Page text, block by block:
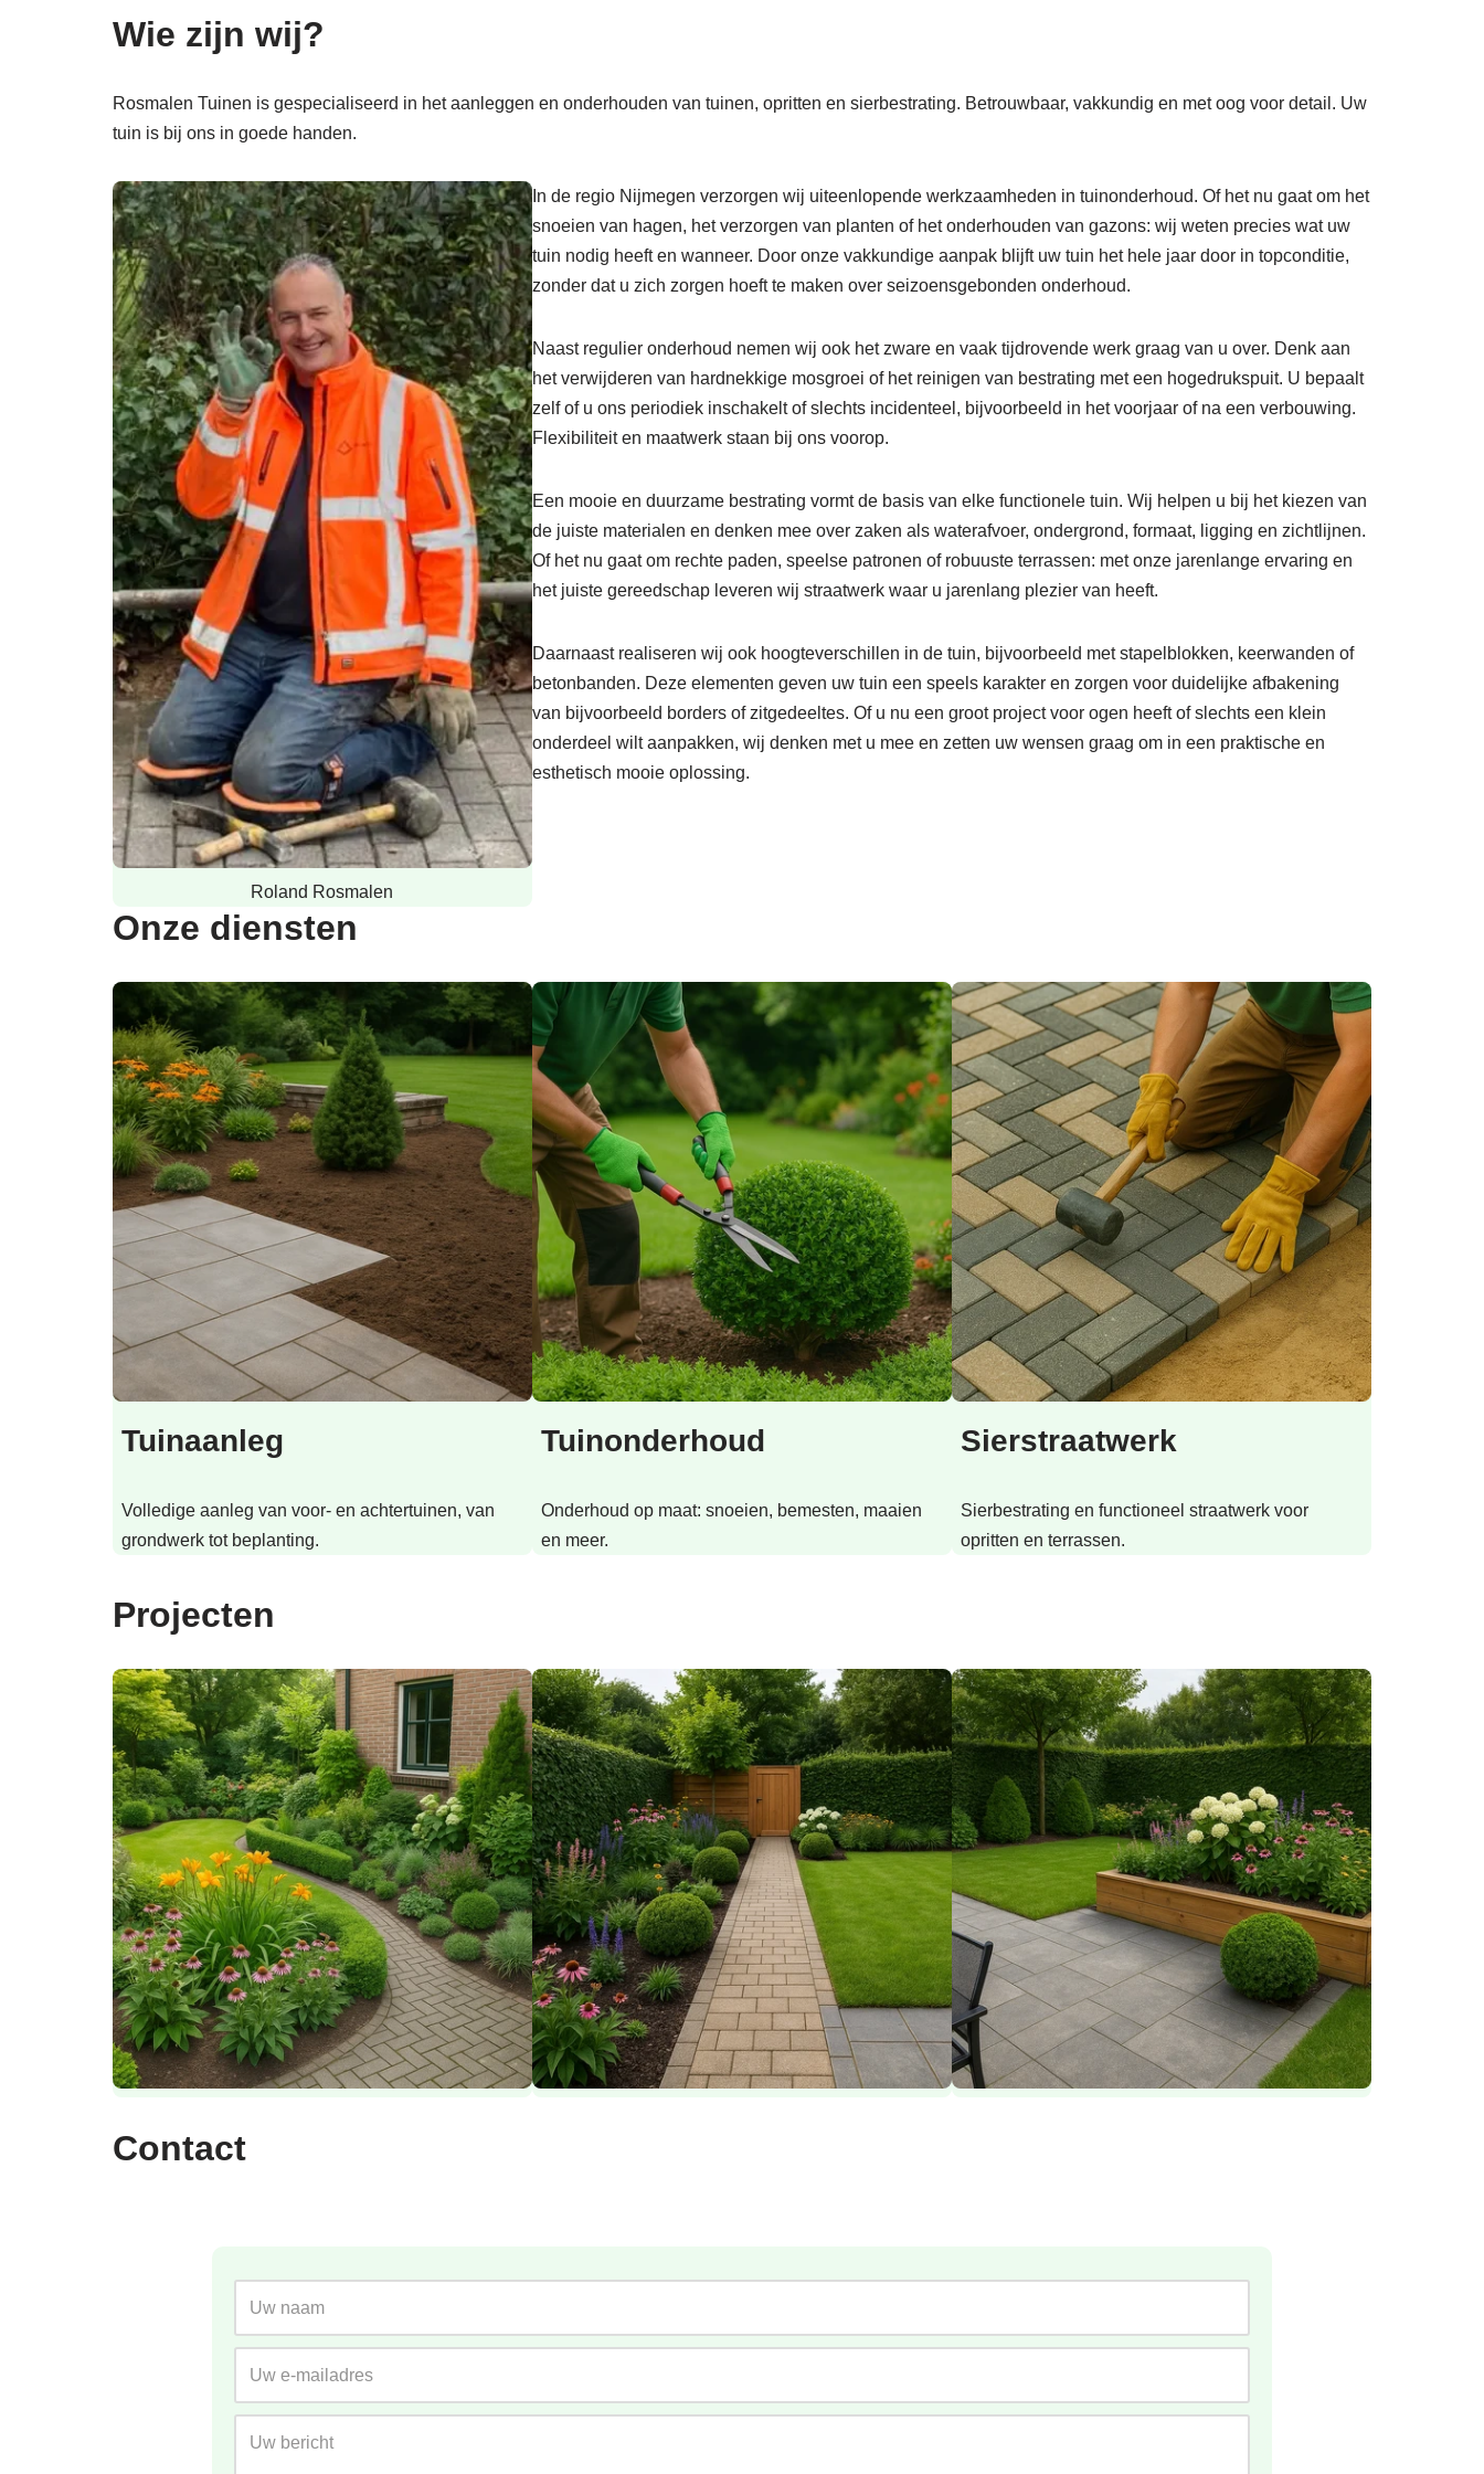
Wie zijn wij?
Rosmalen Tuinen is gespecialiseerd in het aanleggen en onderhouden van tuinen, opritten en sierbestrating. Betrouwbaar, vakkundig en met oog voor detail. Uw
tuin is bij ons in goede handen.
Roland Rosmalen
In de regio Nijmegen verzorgen wij uiteenlopende werkzaamheden in tuinonderhoud. Of het nu gaat om het
snoeien van hagen, het verzorgen van planten of het onderhouden van gazons: wij weten precies wat uw
tuin nodig heeft en wanneer. Door onze vakkundige aanpak blijft uw tuin het hele jaar door in topconditie,
zonder dat u zich zorgen hoeft te maken over seizoensgebonden onderhoud.
Naast regulier onderhoud nemen wij ook het zware en vaak tijdrovende werk graag van u over. Denk aan
het verwijderen van hardnekkige mosgroei of het reinigen van bestrating met een hogedrukspuit. U bepaalt
zelf of u ons periodiek inschakelt of slechts incidenteel, bijvoorbeeld in het voorjaar of na een verbouwing.
Flexibiliteit en maatwerk staan bij ons voorop.
Een mooie en duurzame bestrating vormt de basis van elke functionele tuin. Wij helpen u bij het kiezen van
de juiste materialen en denken mee over zaken als waterafvoer, ondergrond, formaat, ligging en zichtlijnen.
Of het nu gaat om rechte paden, speelse patronen of robuuste terrassen: met onze jarenlange ervaring en
het juiste gereedschap leveren wij straatwerk waar u jarenlang plezier van heeft.
Daarnaast realiseren wij ook hoogteverschillen in de tuin, bijvoorbeeld met stapelblokken, keerwanden of
betonbanden. Deze elementen geven uw tuin een speels karakter en zorgen voor duidelijke afbakening
van bijvoorbeeld borders of zitgedeeltes. Of u nu een groot project voor ogen heeft of slechts een klein
onderdeel wilt aanpakken, wij denken met u mee en zetten uw wensen graag om in een praktische en
esthetisch mooie oplossing.
Onze diensten
Tuinaanleg
Volledige aanleg van voor- en achtertuinen, van
grondwerk tot beplanting.
Tuinonderhoud
Onderhoud op maat: snoeien, bemesten, maaien
en meer.
Sierstraatwerk
Sierbestrating en functioneel straatwerk voor
opritten en terrassen.
Projecten
Contact